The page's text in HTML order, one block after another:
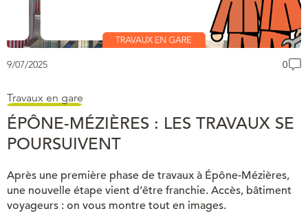
9/07/2025 0
Travaux en gare
ÉPÔNE-MÉZIÈRES : LES TRAVAUX SE
POURSUIVENT
Après une première phase de travaux à Épône-Mézières,
une nouvelle étape vient d’être franchie. Accès, bâtiment
voyageurs : on vous montre tout en images.